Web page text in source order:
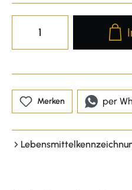
Produkt
Merken per